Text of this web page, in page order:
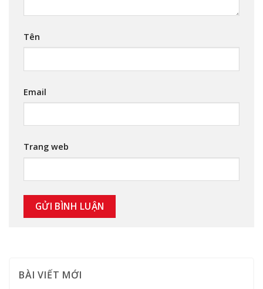
BÀI VIẾT MỚI
Tên
Email
Trang web